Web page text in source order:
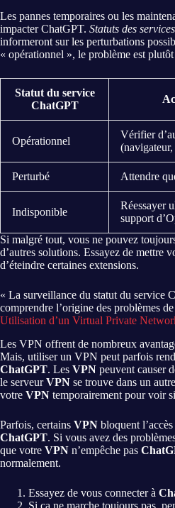
Les pannes temporaires ou les
impacter ChatGPT. Statuts des services
informeront sur les perturbations
« opérationnel », le problème est
Statut du service
ChatGPT
Opérationnel
Vérifier
(navigateur,
Perturbé Attendre
Indisponible
Réessayer
support
Si malgré tout, vous ne pouvez
d’autres solutions. Essayez de mettre
d’éteindre certaines extensions.
« La surveillance du statut du service
comprendre l’origine des problèmes
Utilisation d’un Virtual Private
Les VPN offrent de nombreux
Mais, utiliser un VPN peut parfois
ChatGPT. Les VPN peuvent causer
le serveurVPN se trouve dans un
votre VPN temporairement pour voir
Parfois, certains VPN bloquent
ChatGPT. Si vous avez des
que votre VPN n’empêche pas
normalement.
Essayez de vous connecter à
Si ça ne marche toujours pas,